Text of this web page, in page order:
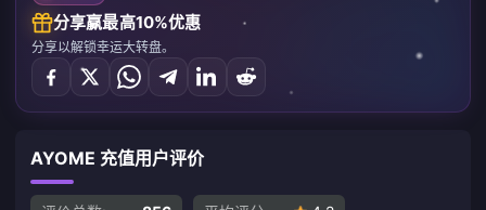
分享赢最高10%优惠
分享以解锁幸运大转盘。
AYOME 充值用户评价